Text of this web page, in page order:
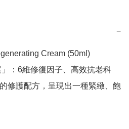
−
Cream (50ml)
」：6維修復因子、高效抗老科
修護配方，呈現出一種緊緻、飽